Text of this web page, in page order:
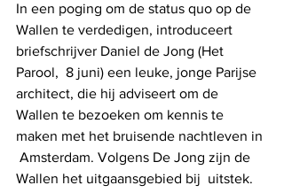
In een poging om de status quo op de
Wallen te verdedigen, introduceert
briefschrijver Daniel de Jong (Het
Parool,  8 juni) een leuke, jonge Parijse
architect, die hij adviseert om de
Wallen te bezoeken om kennis te
maken met het bruisende nachtleven in
Amsterdam. Volgens De Jong zijn de
Wallen het uitgaansgebied bij  uitstek.